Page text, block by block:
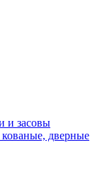
и засовы
дверные